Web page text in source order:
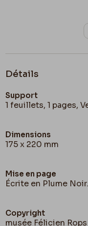
Détails
Support
1 feuillets, 1 pages,
Dimensions
175 x 220 mm
Mise en page
Écrite en Plume Noir.
Copyright
musée Félicien